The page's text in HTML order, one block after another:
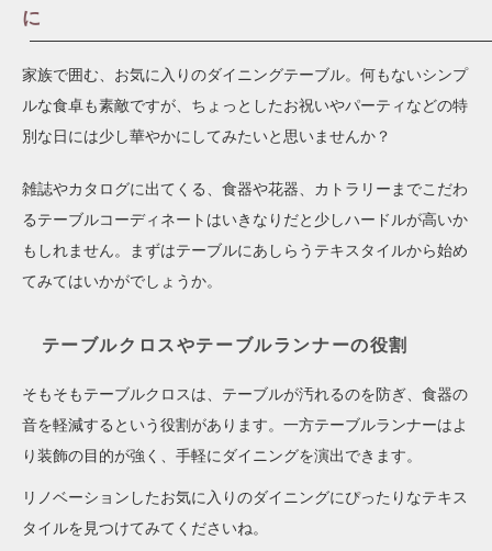
に
家族で囲む、お気に入りのダイニングテーブル。何もないシンプ
ルな食卓も素敵ですが、ちょっとしたお祝いやパーティなどの特
別な日には少し華やかにしてみたいと思いませんか？
雑誌やカタログに出てくる、食器や花器、カトラリーまでこだわ
るテーブルコーディネートはいきなりだと少しハードルが高いか
もしれません。まずはテーブルにあしらうテキスタイルから始め
てみてはいかがでしょうか。
テーブルクロスやテーブルランナーの役割
そもそもテーブルクロスは、テーブルが汚れるのを防ぎ、食器の
音を軽減するという役割があります。一方テーブルランナーはよ
り装飾の目的が強く、手軽にダイニングを演出できます。
リノベーションしたお気に入りのダイニングにぴったりなテキス
タイルを見つけてみてくださいね。